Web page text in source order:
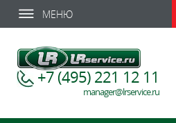
МЕНЮ
+7 (495) 221 12 11
manager@lrservice.ru